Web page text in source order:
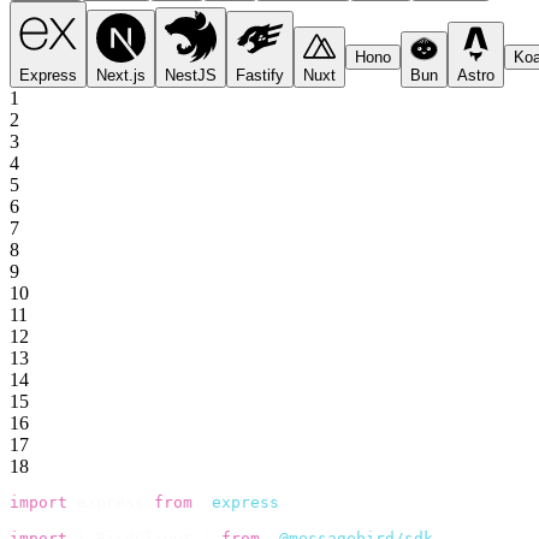
Express Next.js NestJS Fastify Nuxt
Hono
Bun
Astro
1
2
3
4
5
6
7
8
9
10
11
12
13
14
15
16
17
18
import from express